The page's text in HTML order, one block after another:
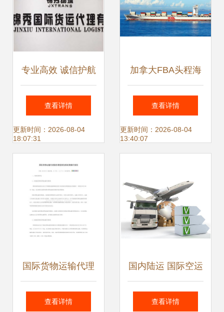
专业高效 诚信护航
——东莞锦秀国际
货运代理公司简介
查看详情
更新时间：2026-08-04
18:07:31
加拿大FBA头程海
运 双清包税高效通
关，专线货运服务
查看详情
更新时间：2026-08-04
13:40:07
国际货物运输代理
服务增值税免税政
查看详情
国内陆运 国际空运
链条中不可或缺的
查看详情